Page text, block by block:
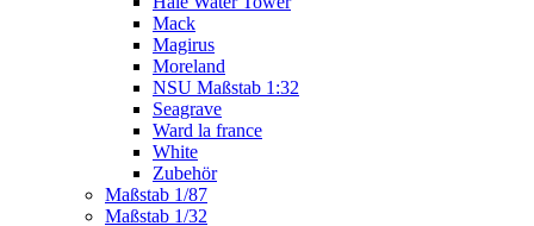
Mack
Magirus
Moreland
NSU Maßstab 1:32
Seagrave
Ward la france
White
Zubehör
Maßstab 1/87
Maßstab 1/32